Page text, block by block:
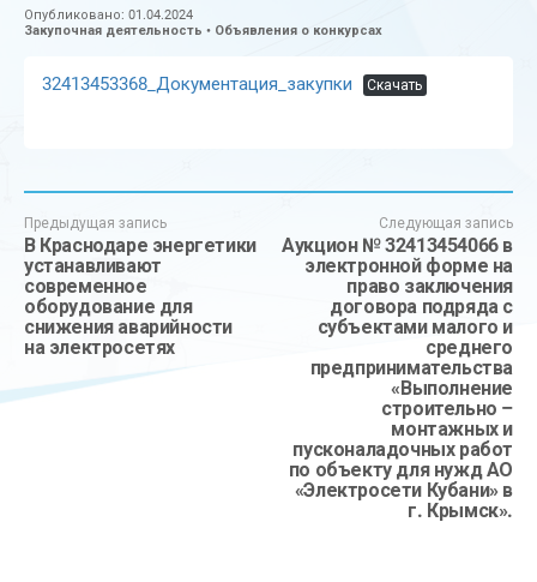
Опубликовано: 01.04.2024
Закупочная деятельность • Объявления о конкурсах
32413453368_Документация_закупки Скачать
Предыдущая запись
В Краснодаре энергетики
устанавливают
современное
оборудование для
снижения аварийности
на электросетях
Следующая запись
Аукцион № 32413454066 в
электронной форме на
право заключения
договора подряда с
субъектами малого и
среднего
предпринимательства
«Выполнение
строительно –
монтажных и
пусконаладочных работ
по объекту для нужд АО
«Электросети Кубани» в
г. Крымск».